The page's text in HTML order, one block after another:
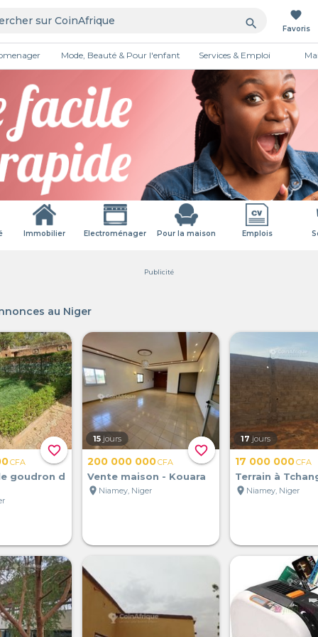
search
favorite
Favoris
Immobilier Electroménager Pour la maison Emplois
Mode, Beauté & Pour l'enfant Services & Emploi
Publicité
au Niger
favorite_border
CFA
goudron d
favorite_border
15 jours
200 000 000CFA
Vente maison - Kouara
location_on Niamey, Niger
17 jours
17 000 000CFA
Terrain à
location_on Niamey, Niger